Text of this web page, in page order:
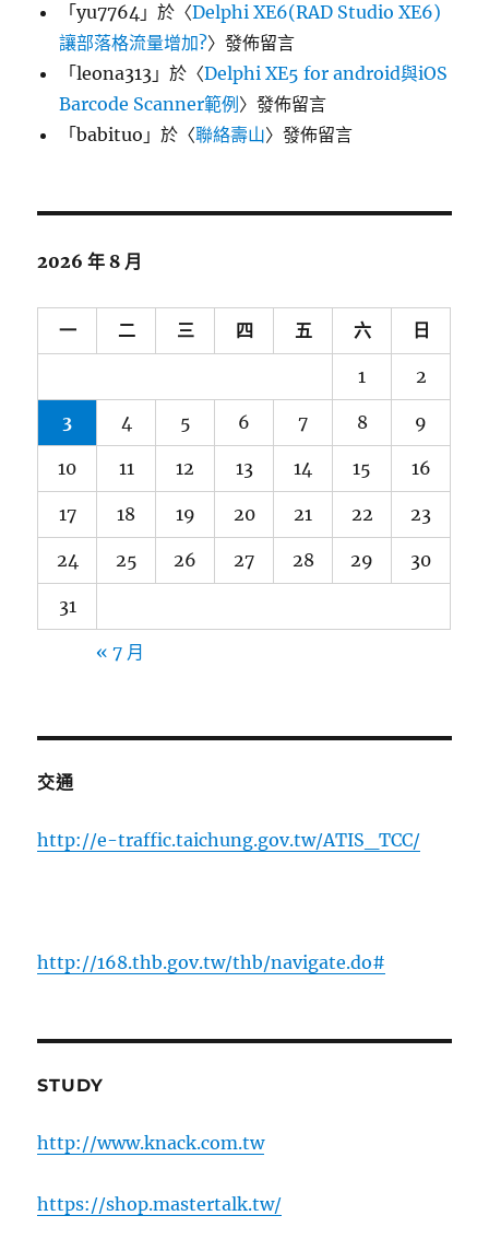
「yu7764 」於〈Delphi XE6(RAD Studio XE6)
讓部落格流量增加?〉發佈留言
「leona313 」於〈Delphi XE5 for android與iOS
Barcode Scanner範例 〉發佈留言
「babituo 」於〈聯絡壽山〉發佈留言
2026 年 8 月
一 二 三 四 五 六 日
1 2
3 4 5 6 7 8 9
10 11 12 13 14 15 16
17 18 19 20 21 22 23
24 25 26 27 28 29 30
31
« 7 月
交通
http://e-traffic.taichung.gov.tw/ATIS_TCC/
http://168.thb.gov.tw/thb/navigate.do#
STUDY
http://www.knack.com.tw
https://shop.mastertalk.tw/